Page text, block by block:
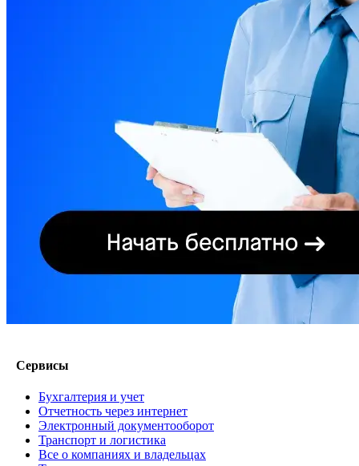
Сервисы
Бухгалтерия и учет
Отчетность через интернет
Электронный документооборот
Транспорт и логистика
Все о компаниях и владельцах